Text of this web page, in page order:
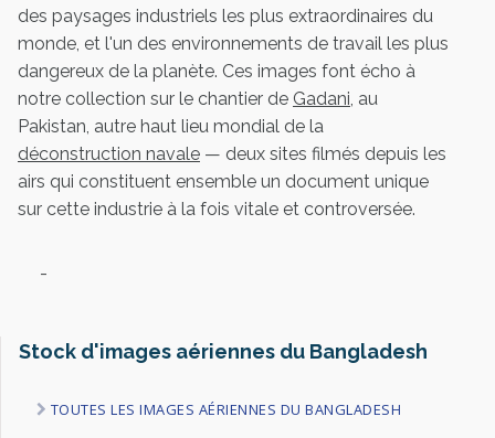
des paysages industriels les plus extraordinaires du
monde, et l'un des environnements de travail les plus
dangereux de la planète. Ces images font écho à
notre collection sur le chantier de Gadani, au
Pakistan, autre haut lieu mondial de la
déconstruction navale — deux sites filmés depuis les
airs qui constituent ensemble un document unique
sur cette industrie à la fois vitale et controversée.
-
Stock d'images aériennes du Bangladesh
TOUTES LES IMAGES AÉRIENNES DU BANGLADESH